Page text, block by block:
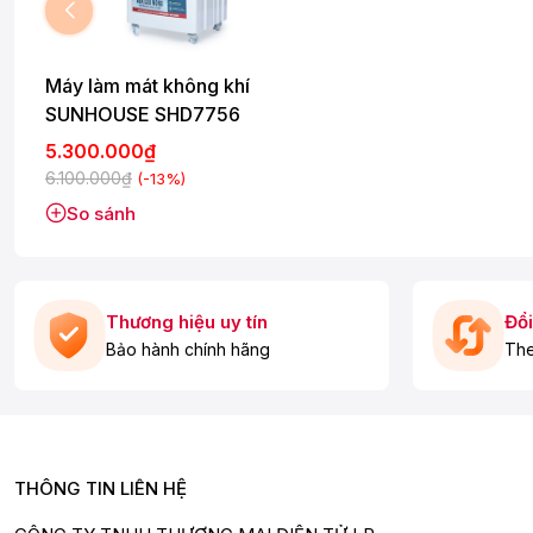
Bình chứa nước có dung tích 45L cho thời gian làm mát lâu
phẩm có vạch báo mực nước giúp bạn tiện theo dõi lượng
Máy làm mát không khí
SUNHOUSE SHD7756
5.300.000₫
6.100.000₫ (-13%)
So sánh
Thương hiệu uy tín
Bảo hành chính hãng
THÔNG TIN LIÊN HỆ